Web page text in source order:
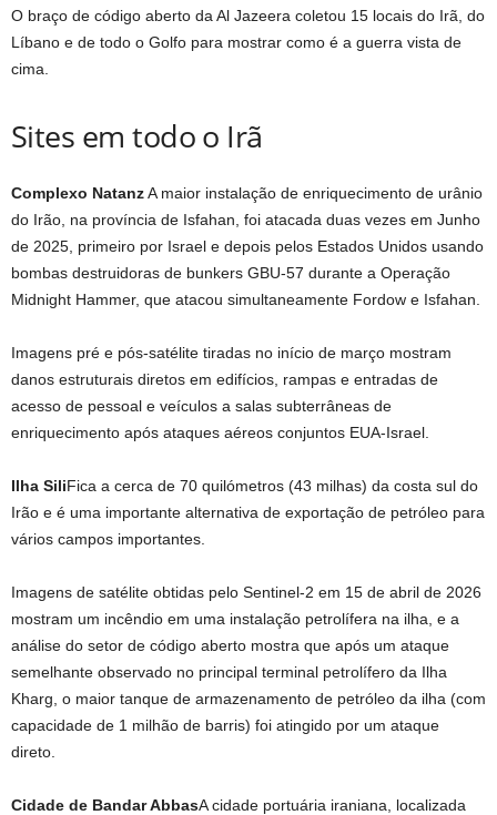
O braço de código aberto da Al Jazeera coletou 15 locais do Irã, do
Líbano e de todo o Golfo para mostrar como é a guerra vista de
cima.
Sites em todo o Irã
Complexo NatanzA maior instalação de enriquecimento de urânio
do Irão, na província de Isfahan, foi atacada duas vezes em Junho
de 2025, primeiro por Israel e depois pelos Estados Unidos usando
bombas destruidoras de bunkers GBU-57 durante a Operação
Midnight Hammer, que atacou simultaneamente Fordow e Isfahan.
Imagens pré e pós-satélite tiradas no início de março mostram
danos estruturais diretos em edifícios, rampas e entradas de
acesso de pessoal e veículos a salas subterrâneas de
enriquecimento após ataques aéreos conjuntos EUA-Israel.
Ilha SiliFica a cerca de 70 quilómetros (43 milhas) da costa sul do
Irão e é uma importante alternativa de exportação de petróleo para
vários campos importantes.
Imagens de satélite obtidas pelo Sentinel-2 em 15 de abril de 2026
mostram um incêndio em uma instalação petrolífera na ilha, e a
análise do setor de código aberto mostra que após um ataque
semelhante observado no principal terminal petrolífero da Ilha
Kharg, o maior tanque de armazenamento de petróleo da ilha (com
capacidade de 1 milhão de barris) foi atingido por um ataque
direto.
Cidade de Bandar AbbasA cidade portuária iraniana, localizada